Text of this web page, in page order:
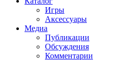
Игры
Аксессуары
Медиа
Публикации
Обсуждения
Комментарии